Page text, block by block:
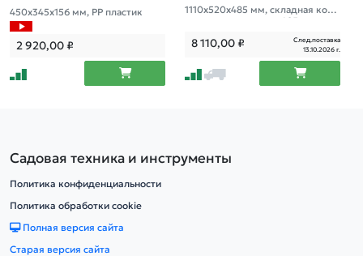
450х345х156 мм, PP пластик
2 920,00₽
1110x520x485 мм, складная конс
трукция, основание 485 мм, мак
8 110,00₽
След.поставка
13.10.2026 г.
Садовая техника и инструменты
Политика конфиденциальности
Политика обработки cookie
Полная версия сайта
Старая версия сайта